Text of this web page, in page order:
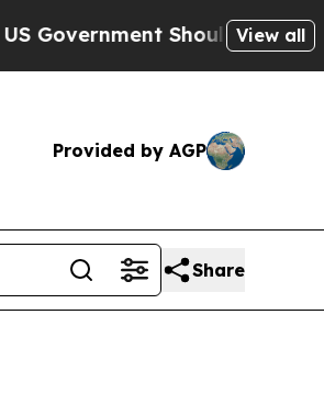
Should Answer About Its
View all
Provided by AGP
Share